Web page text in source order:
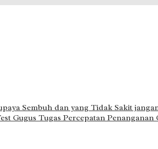
Sembuh dan yang Tidak Sakit
Gugus Tugas Percepatan Penanganan